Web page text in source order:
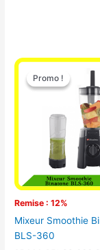
Promo !
Remise : 12%
Promo !
Mixeur Smoothie
BLS-360
Le
prix
initial
était :
25.000